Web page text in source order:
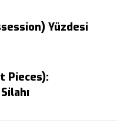
Yüzdesi
Pieces):